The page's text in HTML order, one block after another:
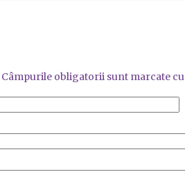
Câmpurile obligatorii sunt marcate cu